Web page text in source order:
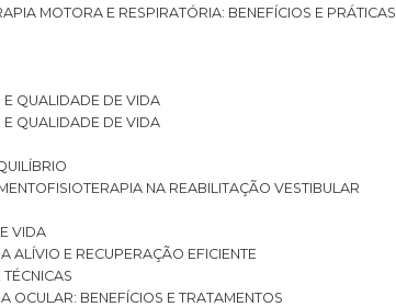
MOTORA E RESPIRATÓRIA: BENEFÍCIOS E PRÁTICAS
E QUALIDADE DE VIDA
E QUALIDADE DE VIDA
FISIOTERAPIA NA REABILITAÇÃO VESTIBULAR
VIDA
ALÍVIO E RECUPERAÇÃO EFICIENTE
TÉCNICAS
OCULAR: BENEFÍCIOS E TRATAMENTOS